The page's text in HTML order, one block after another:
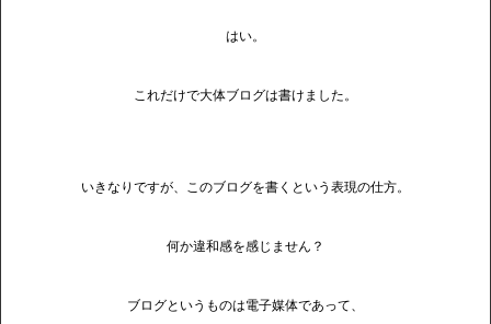
はい。
これだけで大体ブログは書けました。
いきなりですが、このブログを書くという表現の仕方。
何か違和感を感じません？
ブログというものは電子媒体であって、